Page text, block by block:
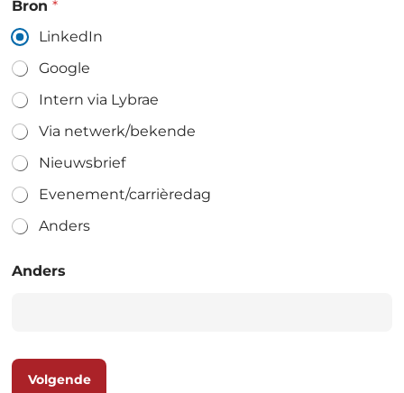
Bron *
LinkedIn
Google
Intern via Lybrae
Via netwerk/bekende
Nieuwsbrief
Evenement/carrièredag
Anders
Anders
Volgende